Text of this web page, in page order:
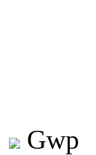
Gwp